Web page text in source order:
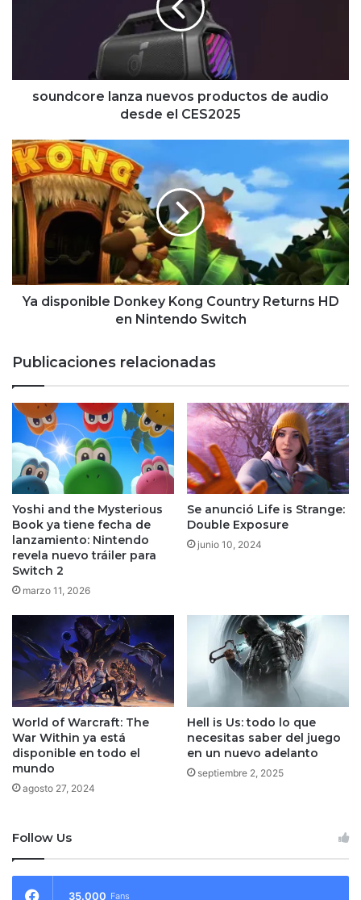
CES2025
soundcore lanza nuevos productos de audio
desde el CES2025
Ya
disponible
Donkey
Kong
Country
Returns
Nintendo
Switch
Ya disponible Donkey Kong Country Returns HD
en Nintendo Switch
Publicaciones relacionadas
Yoshi and the Mysterious
Book ya tiene fecha de
lanzamiento: Nintendo
revela nuevo tráiler para
Switch 2
marzo 11, 2026
Se anunció Life is Strange:
Double Exposure
junio 10, 2024
World of Warcraft: The
War Within ya está
disponible en todo el
mundo
agosto 27, 2024
Hell is Us: todo lo que
necesitas saber del juego
en un nuevo adelanto
septiembre 2, 2025
Follow Us
35.000 Fans